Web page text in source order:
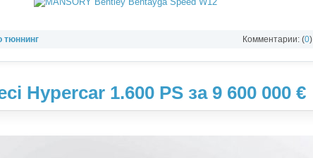
Комментарии: (0)
тюннинг
Hypercar 1.600 PS за 9 600 000 €